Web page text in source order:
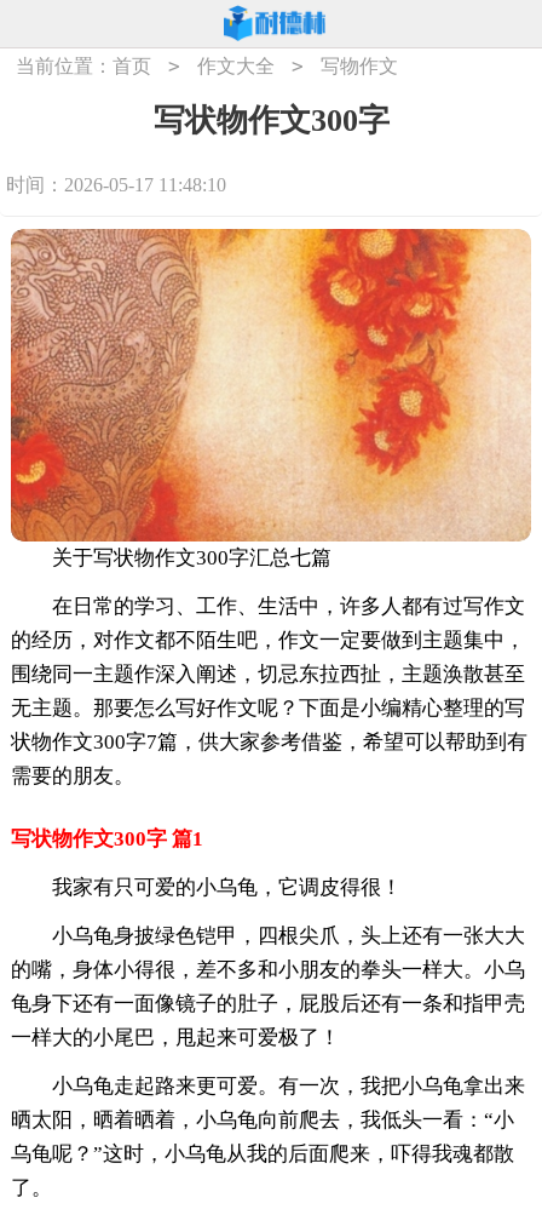
当前位置：首页 > 作文大全 > 写物作文
写状物作文300字
时间：2026-05-17 11:48:10
关于写状物作文300字汇总七篇
在日常的学习、工作、生活中，许多人都有过写作文
的经历，对作文都不陌生吧，作文一定要做到主题集中，
围绕同一主题作深入阐述，切忌东拉西扯，主题涣散甚至
无主题。那要怎么写好作文呢？下面是小编精心整理的写
状物作文300字7篇，供大家参考借鉴，希望可以帮助到有
需要的朋友。
写状物作文300字 篇1
我家有只可爱的小乌龟，它调皮得很！
小乌龟身披绿色铠甲，四根尖爪，头上还有一张大大
的嘴，身体小得很，差不多和小朋友的拳头一样大。小乌
龟身下还有一面像镜子的肚子，屁股后还有一条和指甲壳
一样大的小尾巴，甩起来可爱极了！
小乌龟走起路来更可爱。有一次，我把小乌龟拿出来
晒太阳，晒着晒着，小乌龟向前爬去，我低头一看：“小
乌龟呢？”这时，小乌龟从我的后面爬来，吓得我魂都散
了。